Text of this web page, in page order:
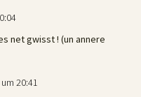
net gwisst ! (un annere
20:41